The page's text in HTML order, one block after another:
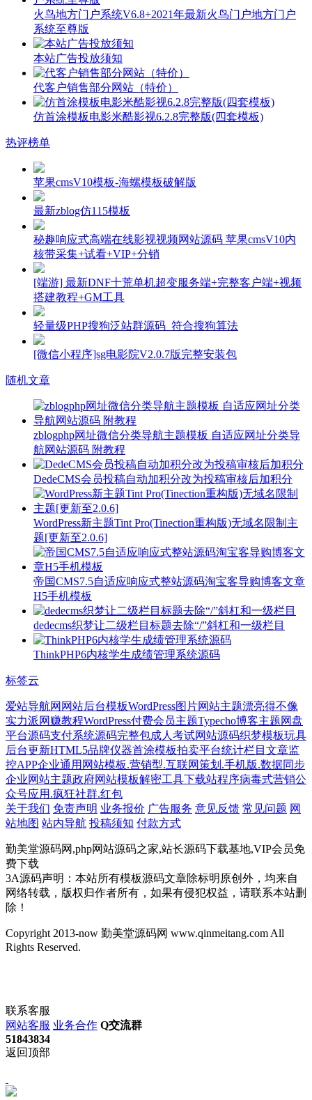
火鸟地方门户系统V6.8+2021年最新火鸟门户地方门户
系统至尊版
本站广告投放须知
代客户销售部分网站（特价）
仿首涂模板电影米酷影视6.2.8完整版(四套模板)
热评榜单
苹果cmsV10模板-海螺模板破解版
最新zblog仿115模板
秘趣响应式高端在线影视视频网站源码 苹果cmsV10内
核带采集+试看+VIP+分销
[端游] 最新DNF十荒单机超变服务端+完整客户端+视频
搭建教程+GM工具
轻量级PHP搜狗泛站群源码_符合搜狗算法
[微信小程序]sg电影院V2.0.7版完整安装包
随机文章
zblogphp网址微信分类导航主题模板 自适应网址分类导
航网站源码 附教程
DedeCMS会员投稿自动加积分改为投稿审核后加积分
WordPress新主题Tint Pro(Tinection重构版)无域名限制主
题[更新至2.0.6]
帝国CMS7.5自适应响应式整站源码淘宝客导购博客文章
H5手机模板
dedecms织梦让二级栏目标题去除“/”斜杠和一级栏目
ThinkPHP6内核学生成绩管理系统源码
标签云
爱站导航网 网站后台模板WordPress图片网站主题漂亮得不像
实力派网赚教程WordPress付费会员主题Typecho博客主题网盘
平台源码支付系统源码完整包成人考试网站源码织梦模板玩具
后台更新HTML5品牌仪器首涂模板拍卖平台统计栏目文章监
控APP企业通用网站模板.营销型.互联网策划.手机版.数据同步
企业网站主题政府网站模板解密工具下载站程序病毒式营销公
众号应用.疯狂社群.红包
关于我们 免责声明 业务报价 广告服务 意见反馈 常见问题 网
站地图 站内导航 投稿须知 付款方式
勤美堂源码网,php网站源码之家,站长源码下载基地,VIP会员免
费下载
3A源码声明：本站所有模板源码文章除标明原创外，均来自
网络转载，版权归作者所有，如果有侵犯权益，请联系本站删
除！
Copyright 2013-now 勤美堂源码网 www.qinmeitang.com All
Rights Reserved.
联系客服
网站客服 业务合作 Q交流群
51843834
返回顶部